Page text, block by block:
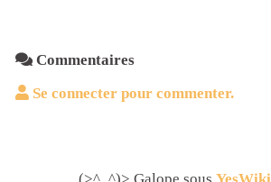
Commentaires
Se connecter pour commenter.